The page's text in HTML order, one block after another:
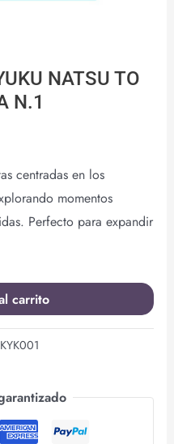
NATSU TO
N.1
centradas en los
momentos
Perfecto para expandir
carrito